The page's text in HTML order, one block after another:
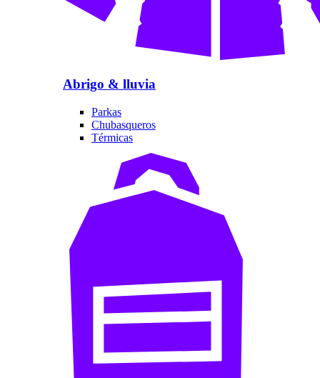
Abrigo & lluvia
Parkas
Chubasqueros
Térmicas